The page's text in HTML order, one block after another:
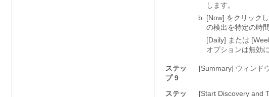
します。
[Now] をクリック
の検出を特定の時
[Daily] または
オプションは無効
ステッ
プ 9
[Summary] ウィンド
ステッ
[Start Discovery and